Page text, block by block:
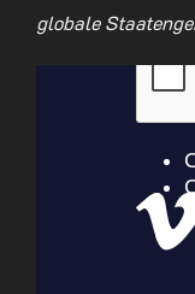
globale